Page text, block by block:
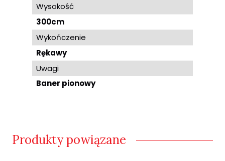
Wysokość
300cm
Wykończenie
Rękawy
Uwagi
Baner pionowy
Produkty powiązane